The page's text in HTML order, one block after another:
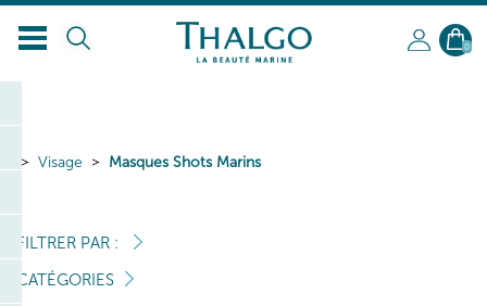
FR
0
Visage Masques Shots Marins
FILTRER PAR :
CATÉGORIES